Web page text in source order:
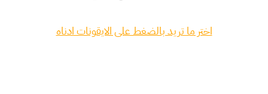
اختر ما تريد بالضغط على الايقونات ادناه